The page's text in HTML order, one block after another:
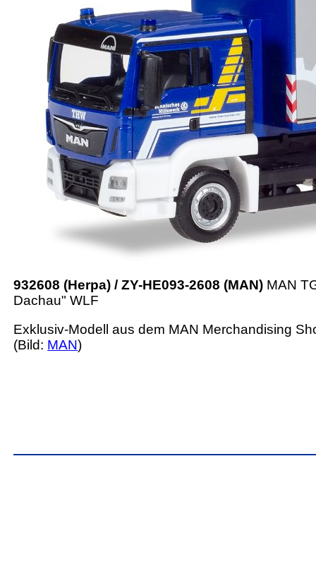
932608 (Herpa) / ZY-HE093-2608 (MAN) MAN
Dachau" WLF
Exklusiv-Modell aus dem MAN Merchandising
(Bild: MAN)